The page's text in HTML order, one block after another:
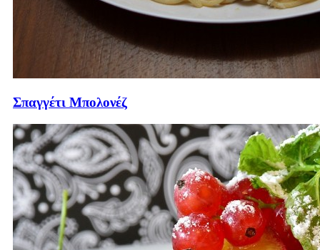
Σπαγγέτι Μπολονέζ